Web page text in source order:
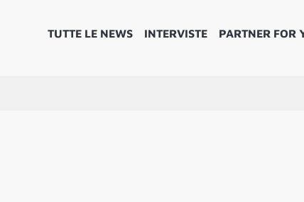
TUTTE LE NEWS INTERVISTE PARTNER FOR